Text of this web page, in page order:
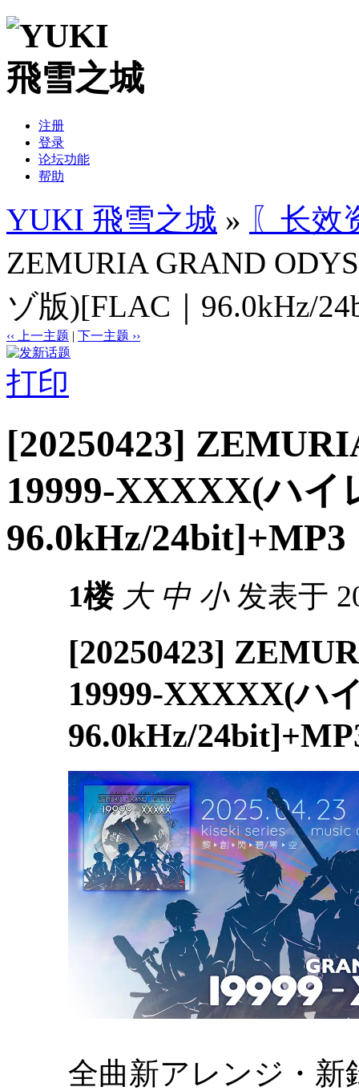
注册
登录
论坛功能
帮助
YUKI 飛雪之城 » 〖长效
ZEMURIA GRAND
ゾ版)[FLAC｜96.0kHz/
‹‹ 上一主题 | 下一主题 ››
打印
[20250423]
19999-XXXXX(ハ
96.0kHz/24bit]+MP3
1楼 大 中 小发表于
[20250423]
19999-XXXXX(ハ
96.0kHz/
全曲新アレンジ・新